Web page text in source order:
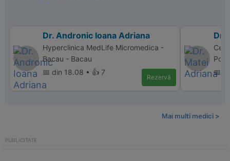
Dr. Andronic Ioana Adriana
Hyperclinica MedLife Micromedica -
Bacau - Bacau
📅 din 18.08 • 👍 7
Rezervă
Dr.
📅
Mai multi medici >